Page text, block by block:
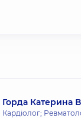
Горда Катерина
Кардіолог;